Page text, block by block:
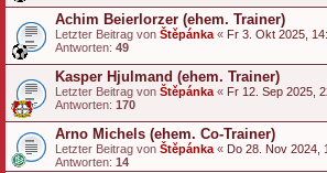
Achim Beierlorzer (ehem. Trainer)
Letzter Beitrag von Štěpánka « Fr 3. Okt 2025,
Antworten: 49
Kasper Hjulmand (ehem. Trainer)
Letzter Beitrag von Štěpánka « Fr 12. Sep 2025,
Antworten: 170
Arno Michels (ehem. Co-Trainer)
Letzter Beitrag von Štěpánka « Do 28. Nov 2024,
Antworten: 14